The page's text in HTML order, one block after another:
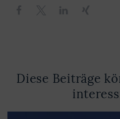
Diese Beiträge